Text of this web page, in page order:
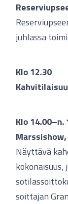
juhlassa
Klo 12.30
Klo
Näyttävä
kokonaisuus,
soittajan